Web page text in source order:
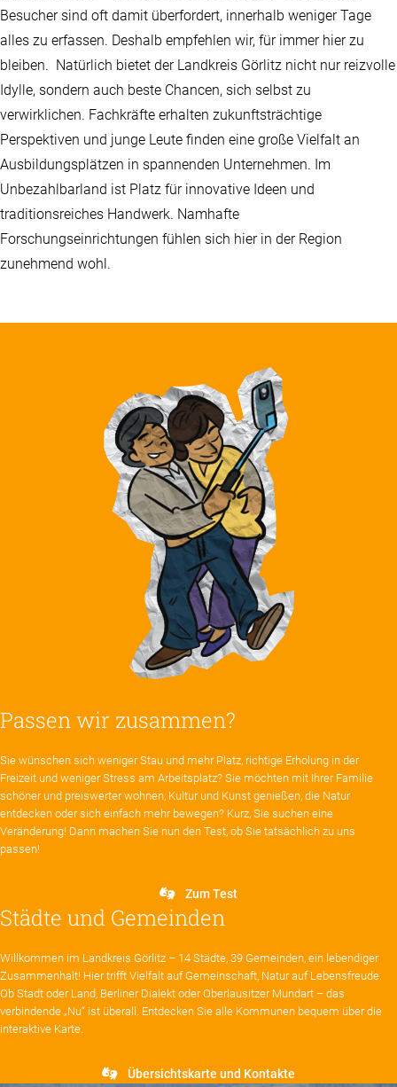
Besucher sind oft damit überfordert, innerhalb weniger Tage
alles zu erfassen. Deshalb empfehlen wir, für immer hier zu
bleiben. Natürlich bietet der Landkreis Görlitz nicht nur reizvolle
Idylle, sondern auch beste Chancen, sich selbst zu
verwirklichen. Fachkräfte erhalten zukunftsträchtige
Perspektiven und junge Leute finden eine große Vielfalt an
Ausbildungsplätzen in spannenden Unternehmen. Im
Unbezahlbarland ist Platz für innovative Ideen und
traditionsreiches Handwerk. Namhafte
Forschungseinrichtungen fühlen sich hier in der Region
zunehmend wohl.
Passen wir zusammen?
Sie wünschen sich weniger Stau und mehr Platz, richtige Erholung in der
Freizeit und weniger Stress am Arbeitsplatz? Sie möchten mit Ihrer Familie
schöner und preiswerter wohnen, Kultur und Kunst genießen, die Natur
entdecken oder sich einfach mehr bewegen? Kurz, Sie suchen eine
Veränderung! Dann machen Sie nun den Test, ob Sie tatsächlich zu uns
passen!
Zum Test
Städte und Gemeinden
Willkommen im Landkreis Görlitz – 14 Städte, 39 Gemeinden, ein lebendiger
Zusammenhalt! Hier trifft Vielfalt auf Gemeinschaft, Natur auf Lebensfreude.
Ob Stadt oder Land, Berliner Dialekt oder Oberlausitzer Mundart – das
verbindende „Nu“ ist überall. Entdecken Sie alle Kommunen bequem über die
interaktive Karte.
Übersichtskarte und Kontakte